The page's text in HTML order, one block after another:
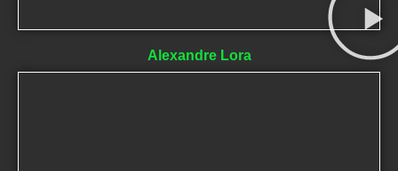
Alexandre Lora